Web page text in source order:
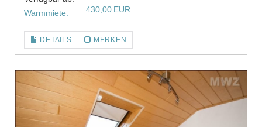
Warmmiete:
430,00 EUR
DETAILS MERKEN